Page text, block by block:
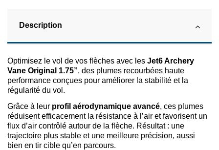
Description
Optimisez le vol de vos flèches avec les Jet6 Archery
Vane Original 1.75”, des plumes recourbées haute
performance conçues pour améliorer la stabilité et la
régularité du vol.
Grâce à leur profil aérodynamique avancé, ces plumes
réduisent efficacement la résistance à l’air et favorisent un
flux d’air contrôlé autour de la flèche. Résultat : une
trajectoire plus stable et une meilleure précision, aussi
bien en tir cible qu’en parcours.